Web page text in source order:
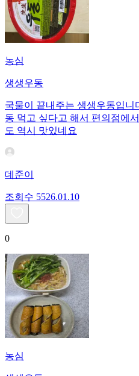
농심
생생우동
국물이 끝내주는 생생우동입
동 먹고 싶다고 해서 편의점에
도 역시 맛있네요
데준이
조회수 5526.01.10
0
농심